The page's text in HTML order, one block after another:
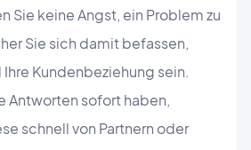
Sie keine Angst, ein Problem zu
Sie sich damit befassen,
Kundenbeziehung sein.
Antworten sofort haben,
schnell von Partnern oder